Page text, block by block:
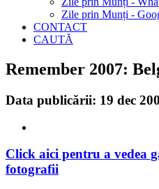
Zile prin Munți -
CONTACT
CAUTĂ
Remember 2007:
Data publicării: 19 dec
Click aici pentru a vedea
fotografii